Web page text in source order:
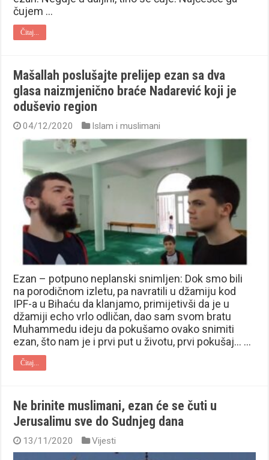
čujem …
Čitaj...
Mašallah poslušajte prelijep ezan sa dva
glasa naizmjenično braće Nadarević koji je
oduševio region
04/12/2020 Islam i muslimani
Ezan – potpuno neplanski snimljen: Dok smo bili
na porodičnom izletu, pa navratili u džamiju kod
IPF-a u Bihaću da klanjamo, primijetivši da je u
džamiji echo vrlo odličan, dao sam svom bratu
Muhammedu ideju da pokušamo ovako snimiti
ezan, što nam je i prvi put u životu, prvi pokušaj… …
Čitaj...
Ne brinite muslimani, ezan će se čuti u
Jerusalimu sve do Sudnjeg dana
13/11/2020 Vijesti